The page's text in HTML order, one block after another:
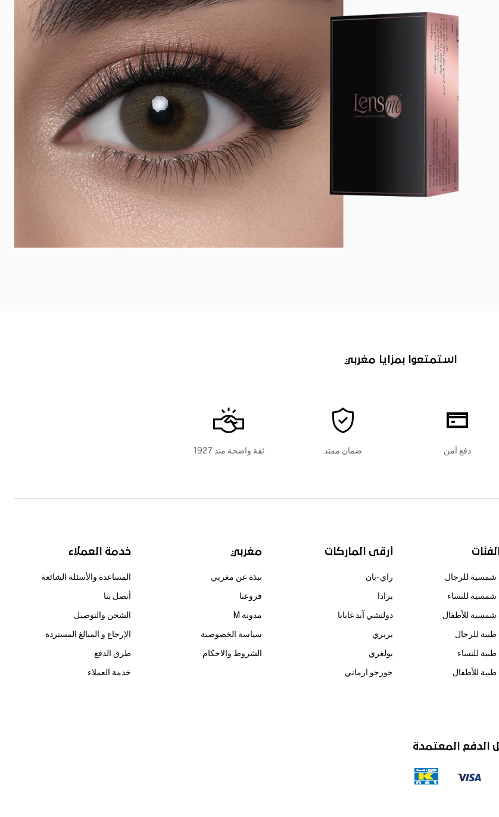
استمتعوا بمزايا مغربي
دفع آمن ضمان ممتد ثقة واضحة منذ 1927
شمسية للرجال
شمسية للنساء
شمسية للأطفال
للرجال
للنساء
للأطفال
أرقى الماركات
راي-بان
برادا
دولتشي آند غابانا
بربري
بولغري
جورجو ارماني
مغربي
نبذة عن مغربي
فروعنا
مدونة M
سياسة الخصوصية
الشروط والاحكام
خدمة العملاء
المساعدة والأسئلة الشائعة
أتصل بنا
الشحن والتوصيل
الإرجاع و المبالغ المستردة
طرق الدفع
خدمة العملاء
الدفع المعتمدة